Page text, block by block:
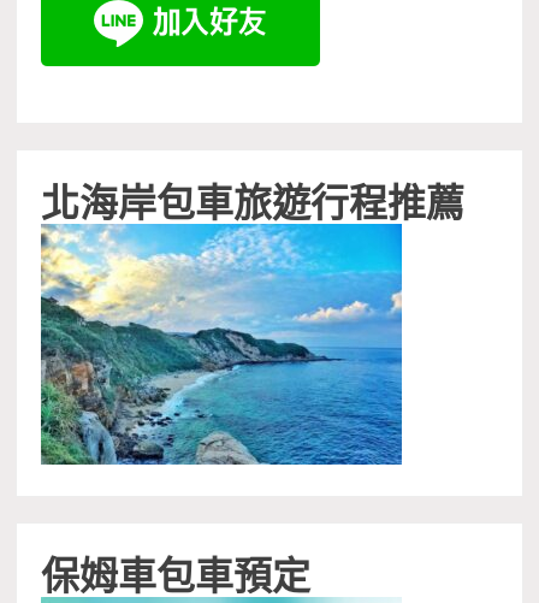
北海岸包車旅遊行程推薦
保姆車包車預定